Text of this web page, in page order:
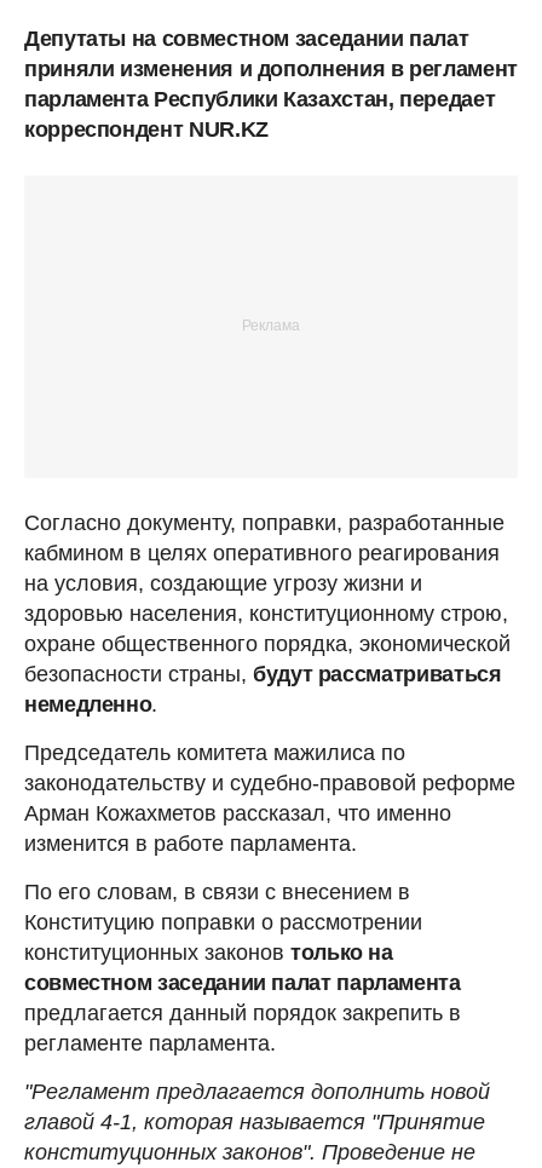
Депутаты на совместном заседании палат
приняли изменения и дополнения в регламент
парламента Республики Казахстан, передает
корреспондент NUR.KZ
Согласно документу, поправки, разработанные
кабмином в целях оперативного реагирования
на условия, создающие угрозу жизни и
здоровью населения, конституционному строю,
охране общественного порядка, экономической
безопасности страны, будут рассматриваться
немедленно.
Председатель комитета мажилиса по
законодательству и судебно-правовой реформе
Арман Кожахметов рассказал, что именно
изменится в работе парламента.
По его словам, в связи с внесением в
Конституцию поправки о рассмотрении
конституционных законов только на
совместном заседании палат парламента
предлагается данный порядок закрепить в
регламенте парламента.
"Регламент предлагается дополнить новой
главой 4-1, которая называется "Принятие
конституционных законов". Проведение не